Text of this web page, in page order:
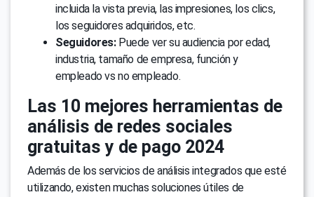
incluida la vista previa, las impresiones, los clics,
los seguidores adquiridos, etc.
Seguidores:Puede ver su audiencia por edad,
industria, tamaño de empresa, función y
empleado vs no empleado.
Las 10 mejores herramientas de
análisis de redes sociales
gratuitas y de pago 2024
Además de los servicios de análisis integrados que esté
utilizando, existen muchas soluciones útiles de